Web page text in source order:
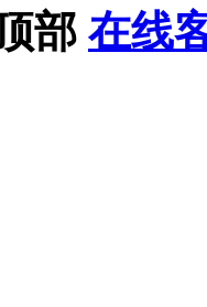
部 在线